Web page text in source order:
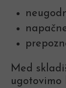
Med
ugotovimo